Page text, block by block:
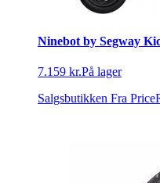
Ninebot by Segway
7.159 kr.På lager
Salgsbutikken Fra